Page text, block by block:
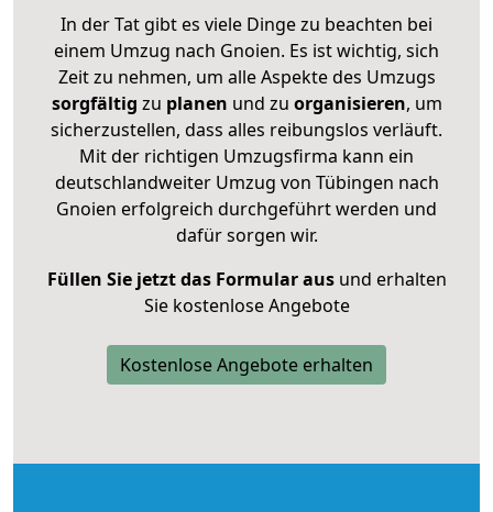
In der Tat gibt es viele Dinge zu beachten bei
einem Umzug nach Gnoien. Es ist wichtig, sich
Zeit zu nehmen, um alle Aspekte des Umzugs
sorgfältig zu planen und zu organisieren, um
sicherzustellen, dass alles reibungslos verläuft.
Mit der richtigen Umzugsfirma kann ein
deutschlandweiter Umzug von Tübingen nach
Gnoien erfolgreich durchgeführt werden und
dafür sorgen wir.
Füllen Sie jetzt das Formular ausund erhalten
Sie kostenlose Angebote
Kostenlose Angebote erhalten